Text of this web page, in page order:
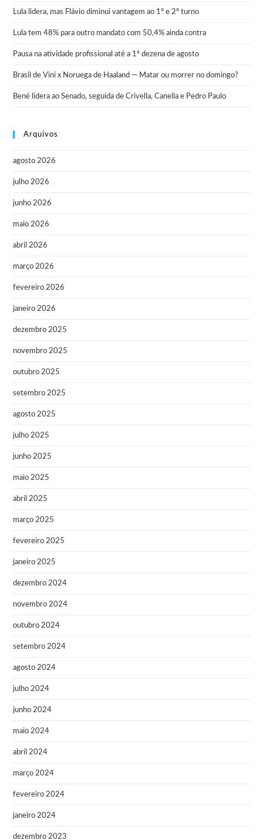
Lula lidera, mas Flávio diminui vantagem ao 1º e 2º turno
Lula tem 48% para outro mandato com 50,4% ainda contra
Pausa na atividade profissional até a 1ª dezena de agosto
Brasil de Vini x Noruega de Haaland — Matar ou morrer no domingo?
Bené lidera ao Senado, seguida de Crivella, Canella e Pedro Paulo
Arquivos
agosto 2026
julho 2026
junho 2026
maio 2026
abril 2026
março 2026
fevereiro 2026
janeiro 2026
dezembro 2025
novembro 2025
outubro 2025
setembro 2025
agosto 2025
julho 2025
junho 2025
maio 2025
abril 2025
março 2025
fevereiro 2025
janeiro 2025
dezembro 2024
novembro 2024
outubro 2024
setembro 2024
agosto 2024
julho 2024
junho 2024
maio 2024
abril 2024
março 2024
fevereiro 2024
janeiro 2024
dezembro 2023